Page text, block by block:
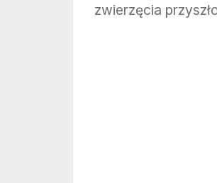
zwierzęcia